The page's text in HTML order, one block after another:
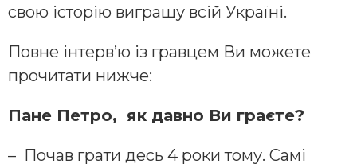
свою історію виграшу всій Україні.
Повне інтерв’ю із гравцем Ви можете
прочитати нижче:
Пане Петро, як давно Ви граєте?
– Почав грати десь 4 роки тому. Самі